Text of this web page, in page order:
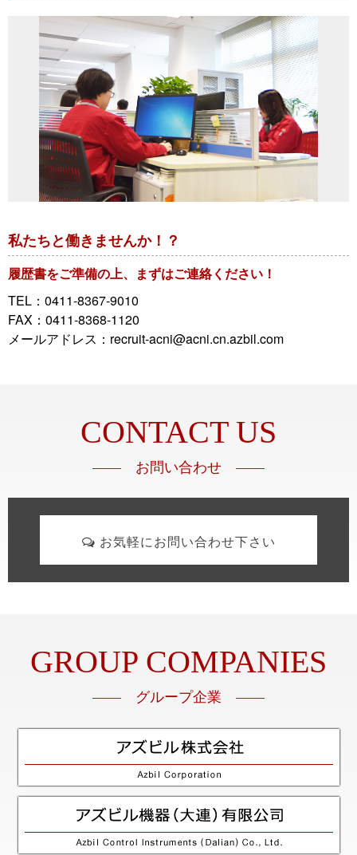
私たちと働きませんか！？
履歴書をご準備の上、まずはご連絡ください！
TEL：0411-8367-9010
FAX：0411-8368-1120
メールアドレス：recruit-acni@acni.cn.azbil.com
CONTACT US
—— お問い合わせ ——
お気軽にお問い合わせ下さい
GROUP COMPANIES
—— グループ企業 ——